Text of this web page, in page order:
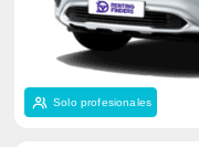
Solo profesionales